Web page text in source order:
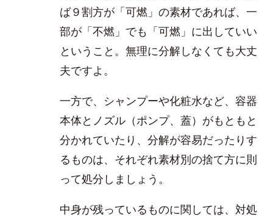
ば９割方が「可燃」の素材であれば、一
部が「不燃」でも「可燃」に出していい
ということ。無理に分解しなくても大丈
夫ですよ。
一方で、シャンプーや化粧水など、容器
本体とノズル（ポンプ、蓋）がもともと
分かれていたり、分解が容易だったりす
るものは、それぞれ素材別の捨て方に則
って処分しましょう。
中身が残っているものに関しては、対処